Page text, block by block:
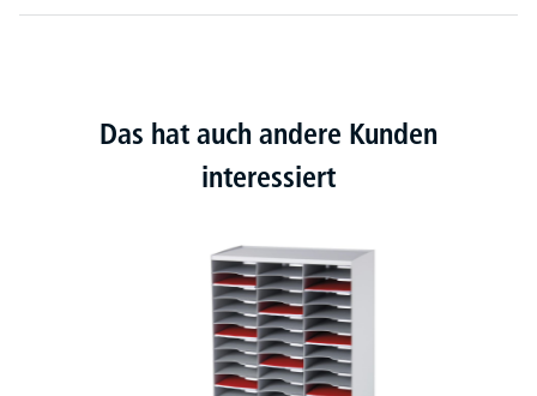
Das hat auch andere Kunden
interessiert